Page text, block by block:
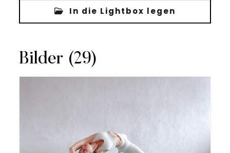
In die Lightbox legen
Bilder (29)